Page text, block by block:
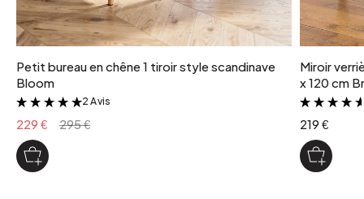
Petit bureau en chêne 1 tiroir style scandinave
Bloom
&
2 Avis
229 € 295 €
Miroir
x 120 cm
219 €